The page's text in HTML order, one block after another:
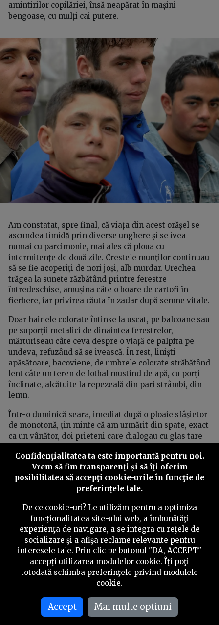
amintirilor copilăriei, însă neapărat în mașini
bengoase, cu mulți cai putere.
Am constatat, spre final, că viața din acest orășel se
ascundea timidă prin diverse unghere și se ivea
numai cu parcimonie, mai ales că ploua cu
intermitențe de două zile. Crestele munților continuau
să se fie acoperiți de nori joși, alb murdar. Urechea
trăgea la sunete răzbătând printre ferestre
întredeschise, amușina câte o boare de cartofi în
fierbere, iar privirea căuta în zadar după semne vitale.
Doar hainele colorate întinse la uscat, pe balcoane sau
pe suporții metalici de dinaintea ferestrelor,
mărturiseau câte ceva despre o viață ce palpita pe
undeva, refuzând să se ivească. În rest, liniști
apăsătoare, bacoviene, de umbrele colorate străbătând
lent câte un teren de fotbal mustind de apă, cu porți
înclinate, alcătuite la repezeală din pari strâmbi, din
lemn.
Într-o duminică seara, imediat după o ploaie sfâșietor
de monotonă, țin minte că am urmărit din spate, exact
ca un vânător, doi prieteni care dialogau cu glas tare
că, deși erau evident îmbrăcați în haine bune, la fel ca
doi muncitori respectabili de pe vremuri, se țineau de
mână cu o tandrețe suspectă. Au tot negociat dacă să
meargă să bea ceva sau nu. Chiar în fața intrării în
celălalt nu. Au mimat o luptă, de fapt o zbatere cu totul
neconvingătoare. De emoție, blocurile toate păreau că
își țin respirația, așteptând rezoluția conflictului.
În cele din urmă, cel hotărât, cetățeanul cu bluză
neagră și pălărie, a deschis larg ușa. Iar cârciuma i-a
înghițit imediat pe amândoi, parcă pentru vecie. O
stare de pace la fel de incoloră și inodoră precum
vodca s-a lăsat peste oraș, odată cu pâcla înserării.
Glasurile înalte și zumzetul răzbătând dinăuntrul
barului făceau ca geamurile să zbârnâie ușor.
Confidenţialitatea ta este importantă pentru noi.
Vrem să fim transparenţi și să îţi oferim
posibilitatea să accepţi cookie-urile în funcţie de
preferinţele tale.
De ce cookie-uri? Le utilizăm pentru a optimiza
funcţionalitatea site-ului web, a îmbunătăţi
experienţa de navigare, a se integra cu reţele de
socializare şi a afişa reclame relevante pentru
interesele tale. Prin clic pe butonul "DA, ACCEPT"
accepţi utilizarea modulelor cookie. Îţi poţi
totodată schimba preferinţele privind modulele
cookie.
Accept Mai multe optiuni